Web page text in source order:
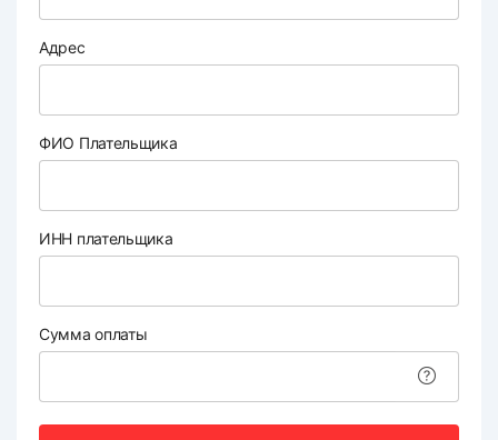
Адрес
ФИО Плательщика
ИНН плательщика
Сумма оплаты